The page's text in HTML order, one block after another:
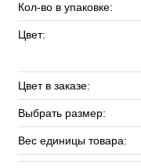
Кол-во в упаковке:
Цвет:
Цвет в заказе:
Выбрать размер:
Вес единицы товара: